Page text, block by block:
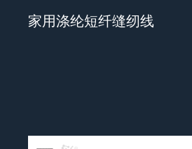
家用涤纶短纤缝纫线